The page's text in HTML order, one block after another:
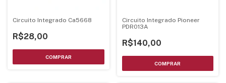
Circuito Integrado Ca5668
R$28,00
Circuito Integrado Pioneer
PDR013A
R$140,00